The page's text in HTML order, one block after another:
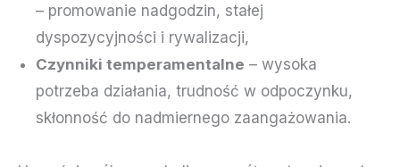
– promowanie nadgodzin, stałej
dyspozycyjności i rywalizacji,
Czynniki temperamentalne – wysoka
potrzeba działania, trudność w odpoczynku,
skłonność do nadmiernego zaangażowania.